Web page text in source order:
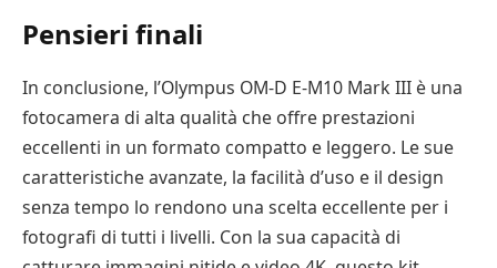
Pensieri finali
In conclusione, l’Olympus OM-D E-M10 Mark III è una
fotocamera di alta qualità che offre prestazioni
eccellenti in un formato compatto e leggero. Le sue
caratteristiche avanzate, la facilità d’uso e il design
senza tempo lo rendono una scelta eccellente per i
fotografi di tutti i livelli. Con la sua capacità di